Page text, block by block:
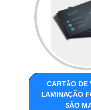
CARTÃO DE
LAMINAÇÃO
SÃO